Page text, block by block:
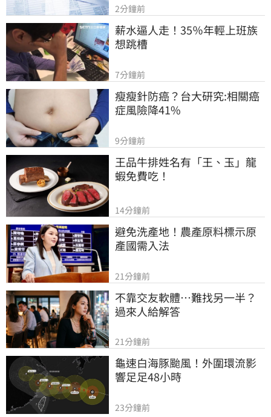
2分鐘前
薪水逼人走！35％年輕上班族
想跳槽
7分鐘前
瘦瘦針防癌？台大研究:相關癌
症風險降41%
9分鐘前
王品牛排姓名有「王、玉」龍
蝦免費吃！
14分鐘前
避免洗產地！農產原料標示原
產國需入法
21分鐘前
不靠交友軟體…難找另一半？
過來人給解答
21分鐘前
龜速白海豚颱風！外圍環流影
響足足48小時
23分鐘前